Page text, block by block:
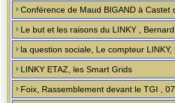
Conférence de Maud BIGAND à Castet
Le but et les raisons du LINKY ,
la question sociale, Le compteur LINKY,
LINKY ETAZ, les Smart Grids
Foix, Rassemblement devant le TGI ,